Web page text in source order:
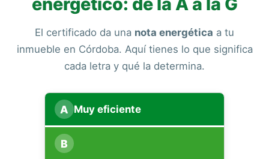
El certificado da una nota energética a tu
inmueble en Córdoba. Aquí tienes lo que significa
cada letra y qué la determina.
A Muy eficiente
B